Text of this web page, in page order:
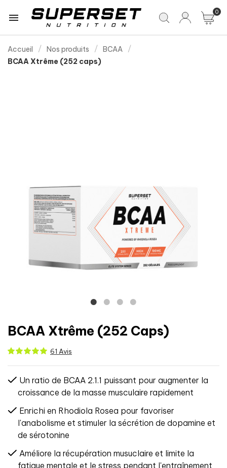
 0
Accueil Nos produits
BCAA
BCAA Xtrême (252 caps)
BCAA Xtrême (252 Caps)
61 Avis
Un ratio de BCAA 2.1.1 puissant pour augmenter la
croissance de la masse musculaire rapidement
Enrichi en Rhodiola Rosea pour favoriser
l'anabolisme et stimuler la sécrétion de dopamine et
de sérotonine
Améliore la récupération musuclaire et limite la
fatigue mentale et le stress pendant l'entraînement